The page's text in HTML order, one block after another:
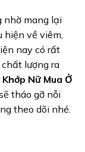
nhờ mang lại
hiện về viêm,
nay có rất
lượng ra
Nữ Mua Ở
tháo gỡ nỗi
theo dõi nhé.